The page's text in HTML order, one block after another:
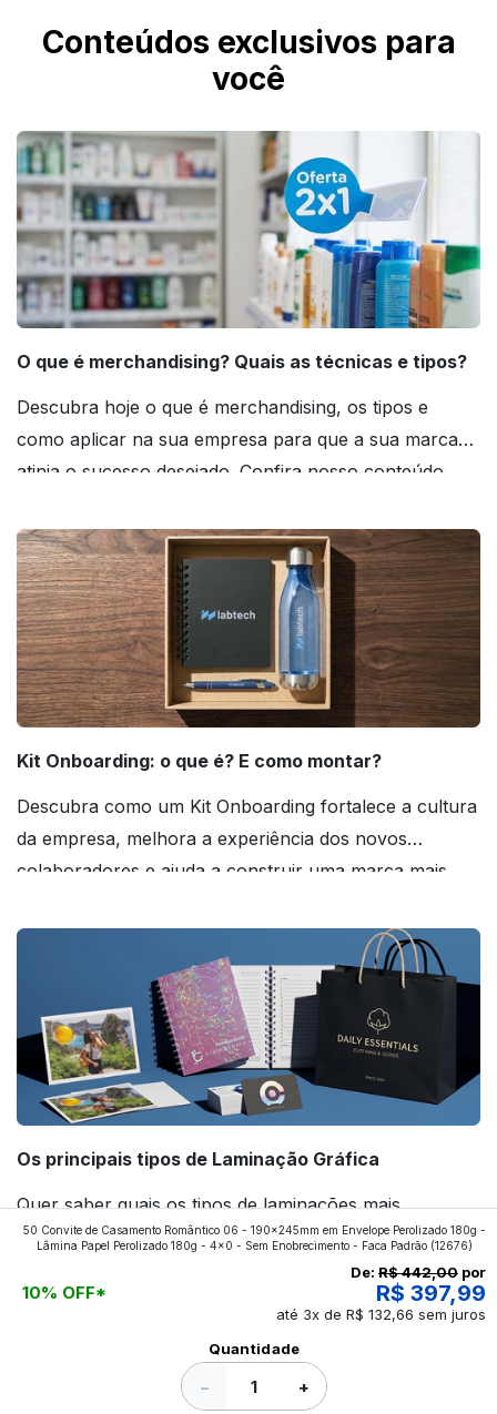
Conteúdos exclusivos para
você
O que é merchandising? Quais as técnicas e tipos?
Descubra hoje o que é merchandising, os tipos e
como aplicar na sua empresa para que a sua marca
atinja o sucesso desejado. Confira nosso conteúdo
Kit Onboarding: o que é? E como montar?
Descubra como um Kit Onboarding fortalece a cultura
da empresa, melhora a experiência dos novos
colaboradores e ajuda a construir uma marca mais
Os principais tipos de Laminação Gráfica
Quer saber quais os tipos de laminações mais
aplicados nos impressos da gráfica FuturaIM? Então,
continue a leitura que vamos revelar para você!
50 Convite de Casamento Romântico 06 - 190x245mm em Envelope Perolizado 180g -
Lâmina Papel Perolizado 180g - 4x0 - Sem Enobrecimento - Faca Padrão(12676)
10% OFF*
De: R$ 442,00 por
R$ 397,99
até 3x de R$ 132,66 sem juros
Quantidade
− +